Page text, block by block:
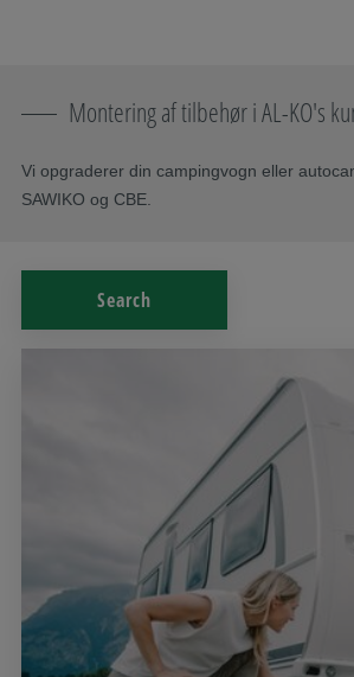
Montering af tilbehør i AL-KO's
Vi opgraderer din campingvogn eller
SAWIKO og CBE.
Search